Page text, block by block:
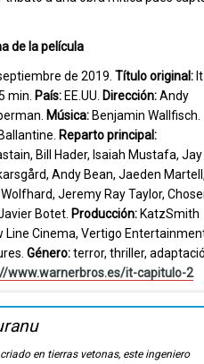
de la película
de 2019. Título original: It
min. País: EE.UU. Dirección:Andy
Música: Benjamin Wallfisch.
Reparto principal:
Bill Hader, Isaiah Mustafa, Jay
Andy Bean, Jaeden
Jeremy Ray Taylor,
Botet. Producción: KatzSmith
Line Cinema, Vertigo
Género:terror, thriller,
www.warnerbros.es/it-capitulo-2
en tierras vetonas, este ingeniero